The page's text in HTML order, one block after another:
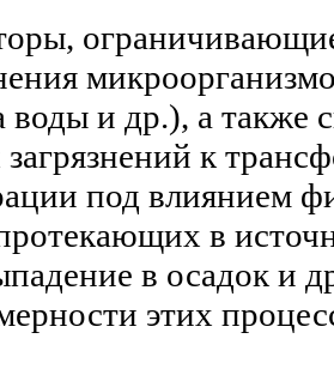
воды и др.), а также
к
под влиянием
в
в осадок и
этих